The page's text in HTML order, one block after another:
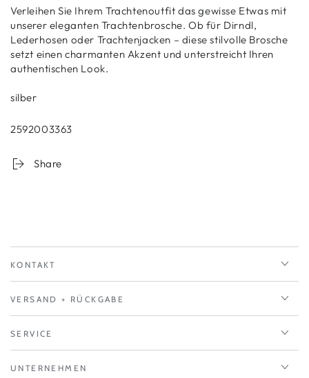
Verleihen Sie Ihrem Trachtenoutfit das gewisse Etwas mit
unserer eleganten Trachtenbrosche. Ob für Dirndl,
Lederhosen oder Trachtenjacken – diese stilvolle Brosche
setzt einen charmanten Akzent und unterstreicht Ihren
authentischen Look.
silber
2592003363
Share
KONTAKT
VERSAND + RÜCKGABE
SERVICE
UNTERNEHMEN